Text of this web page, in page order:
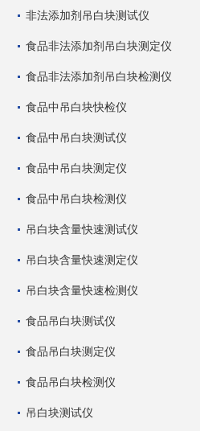
非法添加剂吊白块测试仪
食品非法添加剂吊白块测定仪
食品非法添加剂吊白块检测仪
食品中吊白块快检仪
食品中吊白块测试仪
食品中吊白块测定仪
食品中吊白块检测仪
吊白块含量快速测试仪
吊白块含量快速测定仪
吊白块含量快速检测仪
食品吊白块测试仪
食品吊白块测定仪
食品吊白块检测仪
吊白块测试仪